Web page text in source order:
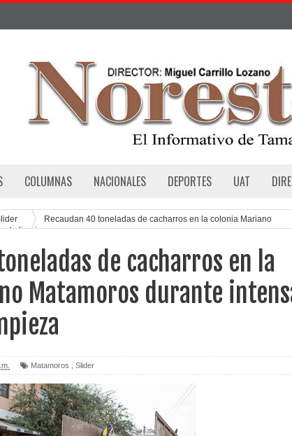
COLUMNAS NACIONALES DEPORTES UAT
Recaudan 40 toneladas de cacharros en la colonia Mariano
de limpieza
de cacharros en la
Matamoros durante
Matamoros Slider